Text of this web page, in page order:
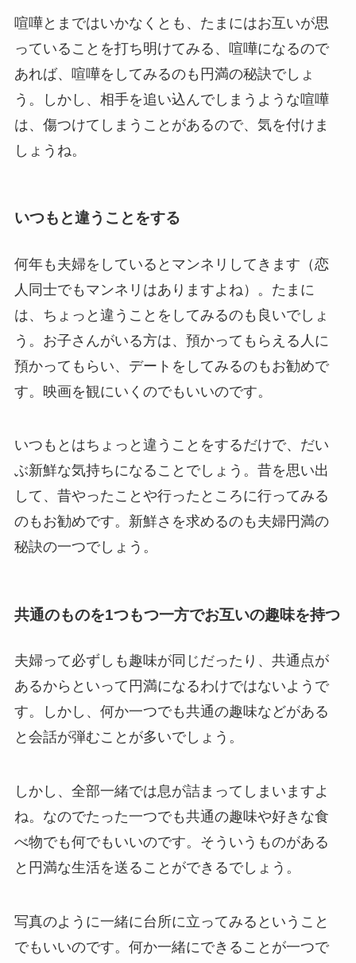
喧嘩とまではいかなくとも、たまにはお互いが思
っていることを打ち明けてみる、喧嘩になるので
あれば、喧嘩をしてみるのも円満の秘訣でしょ
う。しかし、相手を追い込んでしまうような喧嘩
は、傷つけてしまうことがあるので、気を付けま
しょうね。
いつもと違うことをする
何年も夫婦をしているとマンネリしてきます（恋
人同士でもマンネリはありますよね）。たまに
は、ちょっと違うことをしてみるのも良いでしょ
う。お子さんがいる方は、預かってもらえる人に
預かってもらい、デートをしてみるのもお勧めで
す。映画を観にいくのでもいいのです。
いつもとはちょっと違うことをするだけで、だい
ぶ新鮮な気持ちになることでしょう。昔を思い出
して、昔やったことや行ったところに行ってみる
のもお勧めです。新鮮さを求めるのも夫婦円満の
秘訣の一つでしょう。
共通のものを1つもつ一方でお互いの趣味を持つ
夫婦って必ずしも趣味が同じだったり、共通点が
あるからといって円満になるわけではないようで
す。しかし、何か一つでも共通の趣味などがある
と会話が弾むことが多いでしょう。
しかし、全部一緒では息が詰まってしまいますよ
ね。なのでたった一つでも共通の趣味や好きな食
べ物でも何でもいいのです。そういうものがある
と円満な生活を送ることができるでしょう。
写真のように一緒に台所に立ってみるということ
でもいいのです。何か一緒にできることが一つで